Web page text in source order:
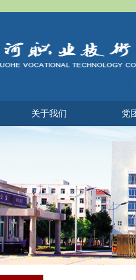
​关于我们 党